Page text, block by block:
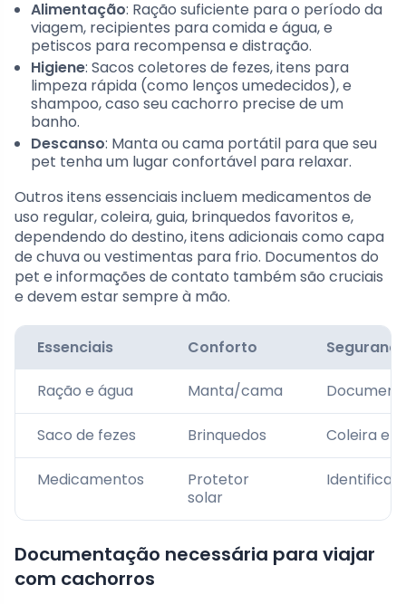
Alimentação: Ração suficiente para o período da
viagem, recipientes para comida e água, e
petiscos para recompensa e distração.
Higiene: Sacos coletores de fezes, itens para
limpeza rápida (como lenços umedecidos), e
shampoo, caso seu cachorro precise de um
banho.
Descanso: Manta ou cama portátil para que seu
pet tenha um lugar confortável para relaxar.
Outros itens essenciais incluem medicamentos de
uso regular, coleira, guia, brinquedos favoritos e,
dependendo do destino, itens adicionais como capa
de chuva ou vestimentas para frio. Documentos do
pet e informações de contato também são cruciais
e devem estar sempre à mão.
Essenciais Conforto
Ração e água Manta/cama
Saco de fezes Brinquedos Coleira e
Medicamentos
Protetor
solar
Documentação necessária para viajar
com cachorros